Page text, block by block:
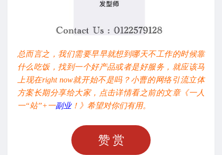
总而言之，我们需要早早就想到哪天不工作的时候靠
什么吃饭，找到一个好产品或者是好服务，就应该马
上现在right now就开始不是吗？小曹的网络引流立体
方案长期分享给大家，点击详情看之前的文章《一人
一“站”+一副业！》希望对你们有用。
赞赏